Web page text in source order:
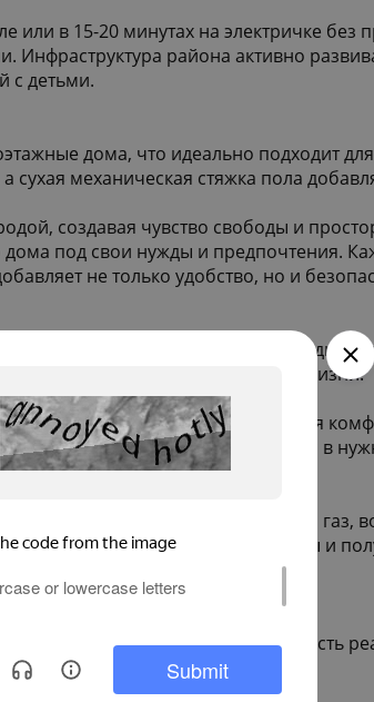
в 15-20 минутах на электричке без
района активно
с детьми.
дома, что идеально подходит
сухая механическая стяжка пола
создавая чувство свободы и
дома под свои нужды и
не только удобство, но и
современные школы и детские сады
поддерживать активный образ жизни.
красоты — всё необходимое для
автобусы быстро доставят вас в
центральное электричество и газ,
эксплуатационные расходы и
чему у вас есть возможность
выбора материалов.